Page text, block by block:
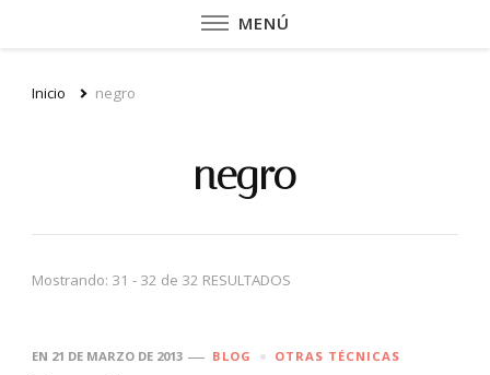
MENÚ
Inicio negro
negro
Mostrando: 31 - 32 de 32 RESULTADOS
EN 21 DE MARZO DE 2013 BLOG OTRAS TÉCNICAS